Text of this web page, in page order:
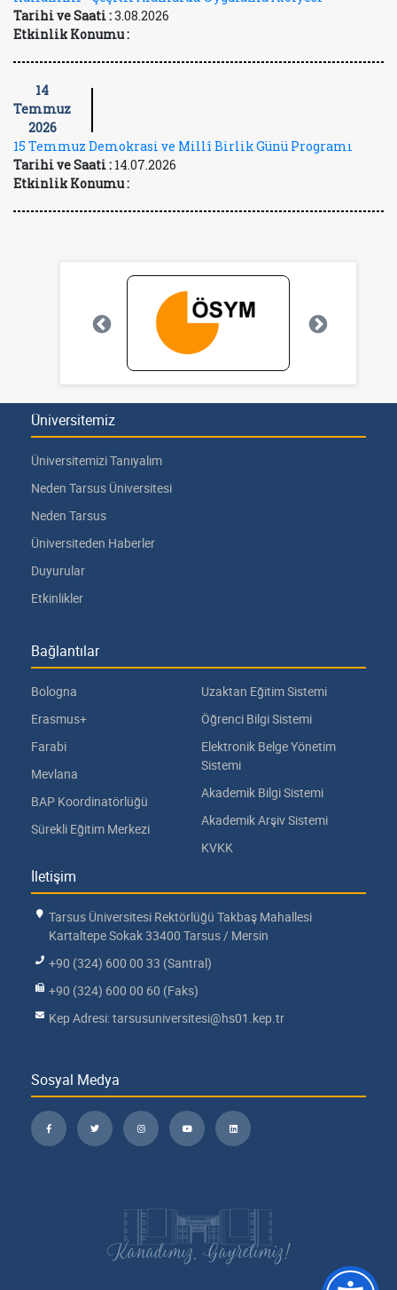
Tarihi ve Saati :3.08.2026
Etkinlik Konumu :
14
Temmuz
2026
15 Temmuz Demokrasi ve Millî Birlik Günü Programı
Tarihi ve Saati : 14.07.2026
Etkinlik Konumu :
Üniversitemiz
Üniversitemizi Tanıyalım
Neden Tarsus Üniversitesi
Neden Tarsus
Üniversiteden Haberler
Duyurular
Etkinlikler
Bağlantılar
Bologna
Erasmus+
Farabi
Mevlana
BAP Koordinatörlüğü
Sürekli Eğitim Merkezi
Uzaktan Eğitim Sistemi
Öğrenci Bilgi Sistemi
Elektronik Belge Yönetim
Sistemi
Akademik Bilgi Sistemi
Akademik Arşiv Sistemi
KVKK
İletişim
Tarsus Üniversitesi Rektörlüğü Takbaş Mahallesi
Kartaltepe Sokak 33400 Tarsus / Mersin
+90 (324) 600 00 33 (Santral)
+90 (324) 600 00 60 (Faks)
Kep Adresi: tarsusuniversitesi@hs01.kep.tr
Sosyal Medya
Kanadımız, Gayretimiz!